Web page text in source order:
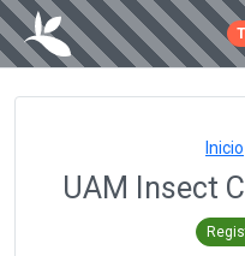
Inicio
UAM Insect